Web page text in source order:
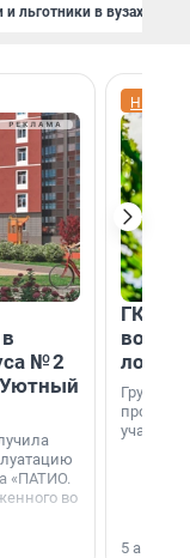
льготники в вузах СПб
№ 2
«ПАТИО.
во
ГК
Группа
5